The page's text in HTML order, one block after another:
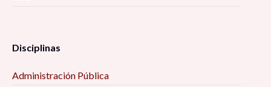
Disciplinas
Administración Pública